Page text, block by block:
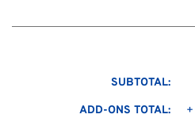
SUBTOTAL:
ADD-ONS TOTAL: +